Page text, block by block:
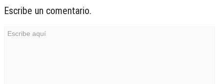
Escribe un comentario.